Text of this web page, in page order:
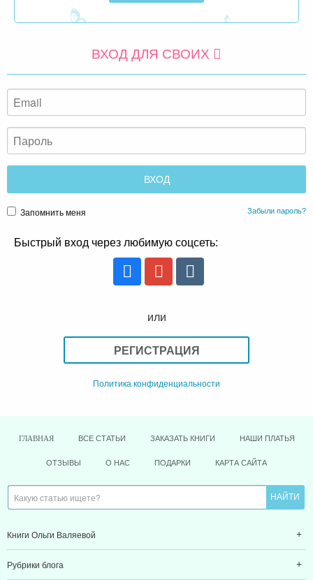
ВХОД ДЛЯ СВОИХ
Запомнить меня Забыли пароль?
Быстрый вход через любимую соцсеть:
или
РЕГИСТРАЦИЯ
Политика конфиденциальности
ГЛАВНАЯ ВСЕ СТАТЬИ ЗАКАЗАТЬ КНИГИ НАШИ ПЛАТЬЯ
ОТЗЫВЫ О НАС ПОДАРКИ КАРТА САЙТА
Книги Ольги Валяевой
Рубрики блога